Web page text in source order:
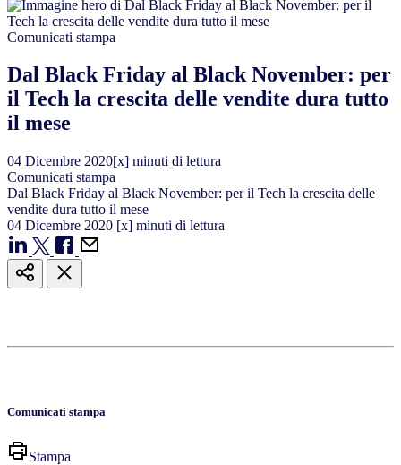
Comunicati stampa
Dal Black Friday al Black November: per
il Tech la crescita delle vendite dura tutto
il mese
04 Dicembre 2020[x] minuti di lettura
Comunicati stampa
Dal Black Friday al Black November: per il Tech la crescita delle
vendite dura tutto il mese
04 Dicembre 2020 [x] minuti di lettura
Comunicati stampa
Stampa